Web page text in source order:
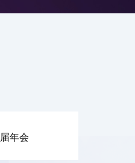
年会